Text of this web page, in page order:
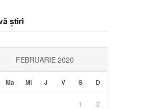
știri
FEBRUARIE 2020
Ma Mi J V S D
1 2